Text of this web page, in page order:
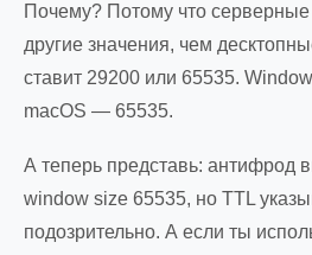
Почему? Потому что
другие значения, чем
ставит 29200 или 65535.
macOS — 65535.
А теперь представь: антифрод
window size 65535, но TTL
подозрительно. А если ты